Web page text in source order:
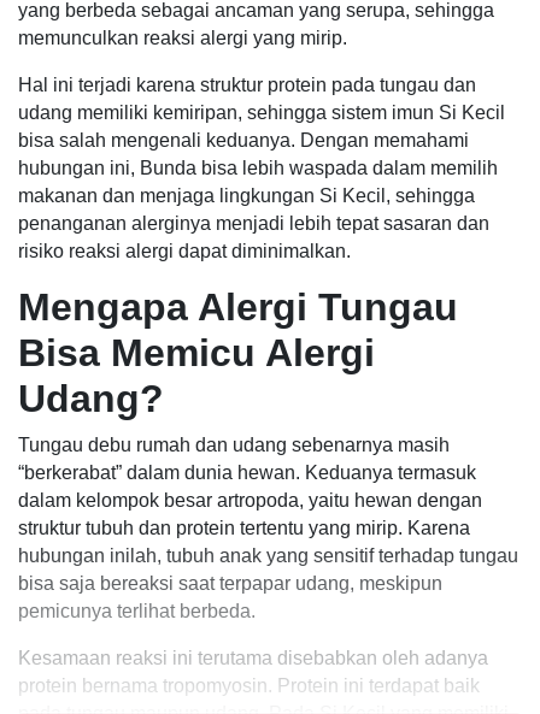
yang berbeda sebagai ancaman yang serupa, sehingga
memunculkan reaksi alergi yang mirip.
Hal ini terjadi karena struktur protein pada tungau dan
udang memiliki kemiripan, sehingga sistem imun Si Kecil
bisa salah mengenali keduanya. Dengan memahami
hubungan ini, Bunda bisa lebih waspada dalam memilih
makanan dan menjaga lingkungan Si Kecil, sehingga
penanganan alerginya menjadi lebih tepat sasaran dan
risiko reaksi alergi dapat diminimalkan.
Mengapa Alergi Tungau
Bisa Memicu Alergi
Udang?
Tungau debu rumah dan udang sebenarnya masih
“berkerabat” dalam dunia hewan. Keduanya termasuk
dalam kelompok besar artropoda, yaitu hewan dengan
struktur tubuh dan protein tertentu yang mirip. Karena
hubungan inilah, tubuh anak yang sensitif terhadap tungau
bisa saja bereaksi saat terpapar udang, meskipun
pemicunya terlihat berbeda.
Kesamaan reaksi ini terutama disebabkan oleh adanya
protein bernama tropomyosin. Protein ini terdapat baik